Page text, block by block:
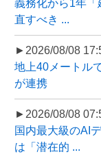
義務化から1年「
直すべき ...
►2026/08/08
地上40メートル
が連携
►2026/08/08
国内最大級のAI
は「潜在的 ...